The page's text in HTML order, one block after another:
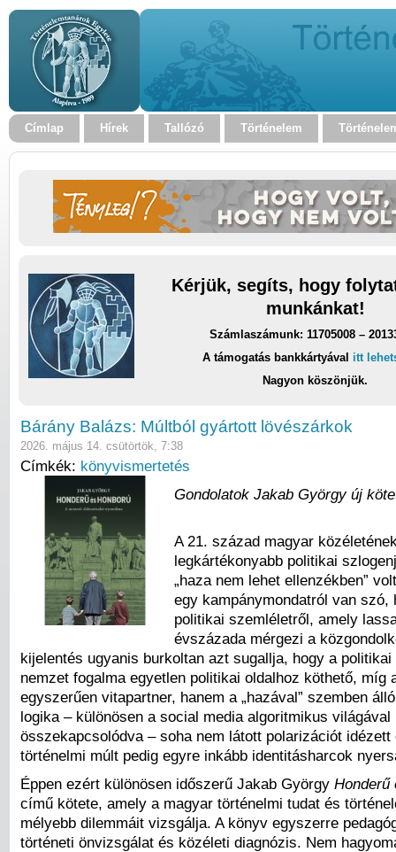
Címlap Hírek Tallózó Történelem
Kérjük, segíts, hogy
munkánkat!
Számlaszámunk: 11705008 –
A támogatás bankkártyával itt
Nagyon köszönjük.
Bárány Balázs: Múltból gyártott lövészárkok
2026. május 14. csütörtök, 7:38
Címkék: könyvismertetés
Gondolatok Jakab György új
A 21. század magyar
legkártékonyabb politikai
„haza nem lehet ellenzékben”
egy kampánymondatról van szó,
politikai szemléletről, amely
évszázada mérgezi a
kijelentés ugyanis burkoltan azt sugallja, hogy a
nemzet fogalma egyetlen politikai oldalhoz köthető, míg
egyszerűen vitapartner, hanem a „hazával” szemben
logika – különösen a social media algoritmikus világával
összekapcsolódva – soha nem látott polarizációt idézett
történelmi múlt pedig egyre inkább identitásharcok
Éppen ezért különösen időszerű Jakab György Honderű
című kötete, amely a magyar történelmi tudat és
mélyebb dilemmáit vizsgálja. A könyv egyszerre
történeti önvizsgálat és közéleti diagnózis. Nem